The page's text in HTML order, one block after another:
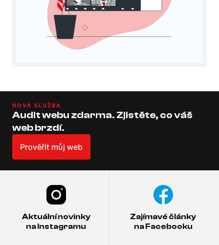
NOVÁ SLUŽBA
Audit webu zdarma. Zjistěte, co váš
web brzdí.
Prověřit můj web
Aktuální novinky
na Instagramu
Zajímavé články
na Facebooku